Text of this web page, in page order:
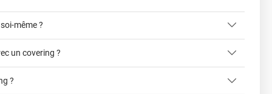
même ?
un covering ?
?